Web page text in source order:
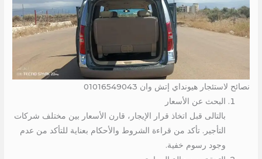
نصائح لاستئجار هيونداي إتش وان 01016549043
البحث عن الأسعار
بالتالى قبل اتخاذ قرار الإيجار، قارن الأسعار بين مختلف شركات
التأجير. تأكد من قراءة الشروط والأحكام بعناية للتأكد من عدم
وجود رسوم خفية.